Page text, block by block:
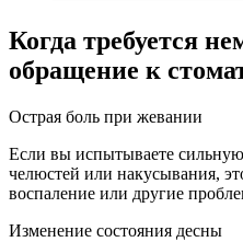
Когда требуется
обращение к
Острая боль при жевании
Если вы испытываете
челюстей или накусывания,
воспаление или другие
Изменение состояния десны